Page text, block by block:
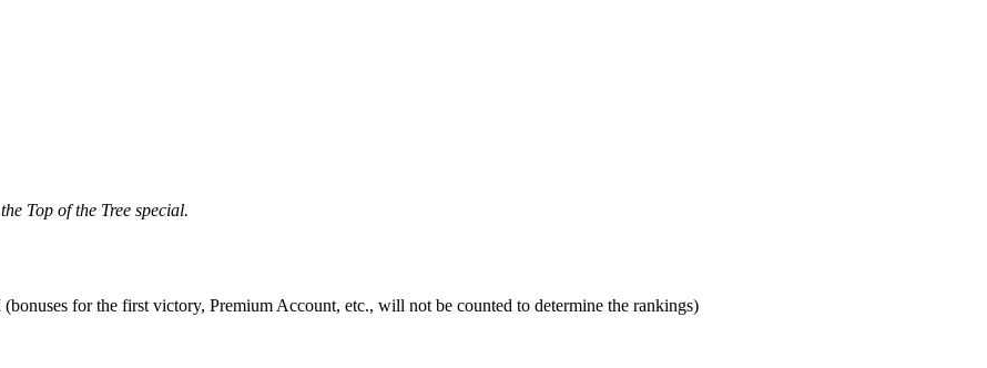
Top of the Tree special.
for the first victory, Premium Account, etc., will not be counted to determine the rankings)